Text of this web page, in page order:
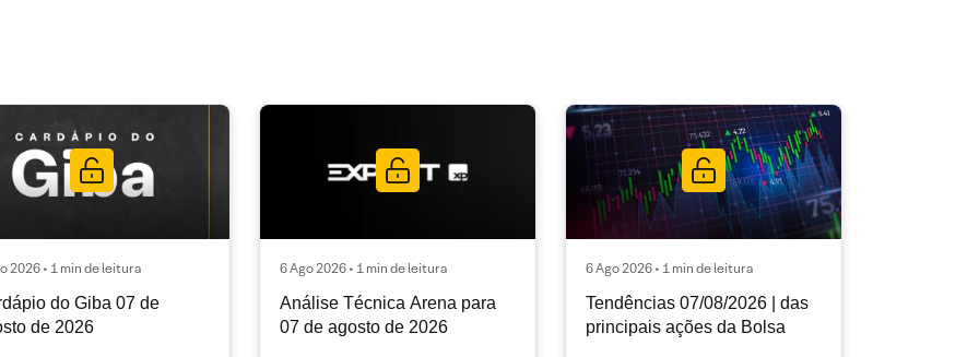
2026 • 1 min de leitura
do Giba 07 de
de 2026
6 Ago 2026 • 1 min de leitura
Análise Técnica Arena para
07 de agosto de 2026
6 Ago 2026 • 1 min de leitura
Tendências 07/08/2026 | das
principais ações da Bolsa